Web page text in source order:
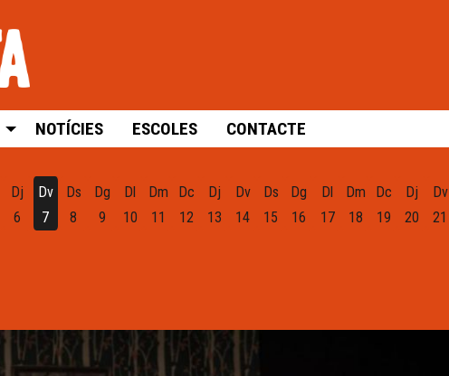
NOTÍCIES ESCOLES CONTACTE
Dj
6
Dv
7
Ds
8
Dg
9
Dl
10
Dm
11
Dc
12
Dj
13
Dv
14
Ds
15
Dg
16
Dl
17
Dm
18
Dc
19
Dj
20
Dv
21